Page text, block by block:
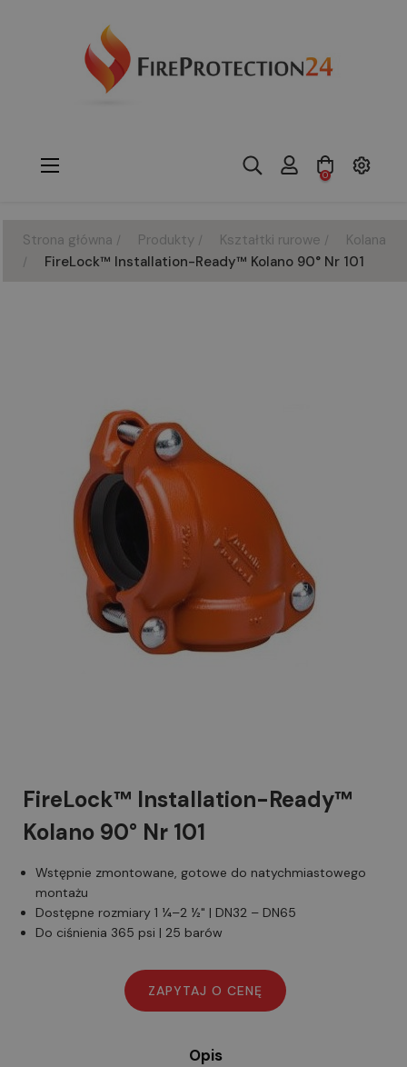
Toggle
navigation
☰ 0
Strona główna Produkty Kształtki rurowe
Kolana
FireLock™ Installation-Ready™ Kolano 90° Nr 101
FireLock™ Installation-Ready™
Kolano 90° Nr 101
Wstępnie zmontowane, gotowe do natychmiastowego
montażu
Dostępne rozmiary 1 ¼–2 ½" | DN32 – DN65
Do ciśnienia 365 psi | 25 barów
Opis